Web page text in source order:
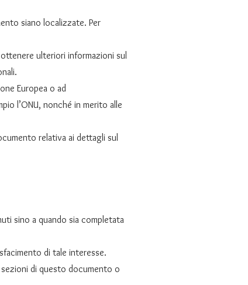
siano localizzate. Per
ulteriori informazioni sul
Europea o ad
l’ONU, nonché in merito alle
relativa ai dettagli sul
sino a quando sia completata
di tale interesse.
di questo documento o